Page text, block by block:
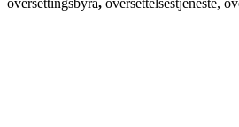
oversettingsbyrå, oversettelsestjeneste,